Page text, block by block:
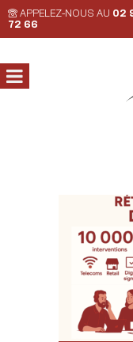
APPELEZ-NOUS AU 02
72 66